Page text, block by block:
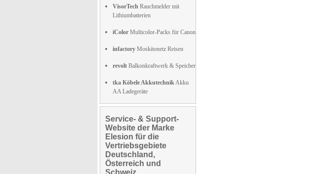
VisorTech Rauchmelder mit
Lithiumbatterien
iColor Multicolor-Packs für Canon
infactory Moskitonetz Reisen
revolt Balkonkraftwerk & Speicher
tka Köbele AkkutechnikAkku
AA Ladegeräte
Service- & Support-
Website der Marke
Elesion für die
Vertriebsgebiete
Deutschland,
Österreich und
Schweiz